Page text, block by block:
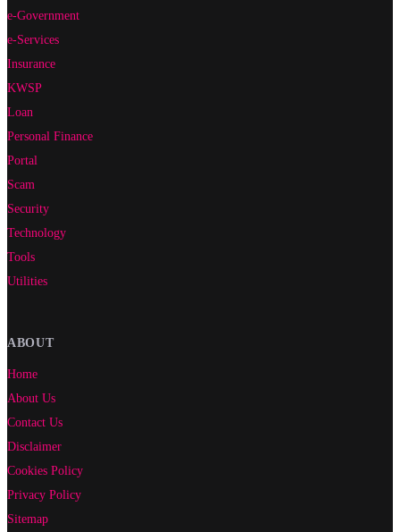
e-Government
e-Services
Insurance
KWSP
Loan
Personal Finance
Portal
Scam
Security
Technology
Tools
Utilities
ABOUT
Home
About Us
Contact Us
Disclaimer
Cookies Policy
Privacy Policy
Sitemap